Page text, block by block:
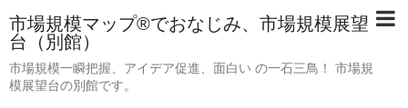
市場規模マップ®でおなじみ、市場規模展望
台（別館）
市場規模一瞬把握、アイデア促進、面白い の一石三鳥！ 市場規
模展望台の別館です。